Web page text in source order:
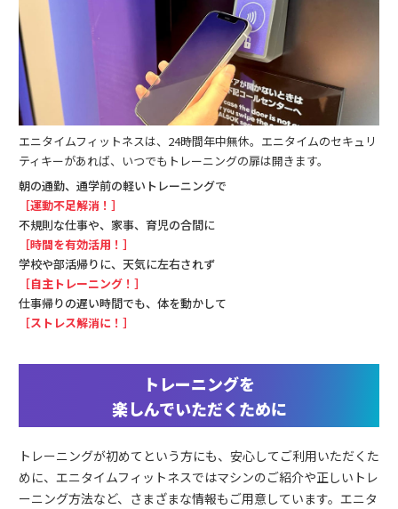
エニタイムフィットネスは、24時間年中無休。エニタイムのセキュリ
ティキーがあれば、いつでもトレーニングの扉は開きます。
朝の通勤、通学前の軽いトレーニングで
［運動不足解消！］
不規則な仕事や、家事、育児の合間に
［時間を有効活用！］
学校や部活帰りに、天気に左右されず
［自主トレーニング！］
仕事帰りの遅い時間でも、体を動かして
［ストレス解消に！］
トレーニングを
楽しんでいただくために
トレーニングが初めてという方にも、安心してご利用いただくた
めに、エニタイムフィットネスではマシンのご紹介や正しいトレ
ーニング方法など、さまざまな情報もご用意しています。エニタ